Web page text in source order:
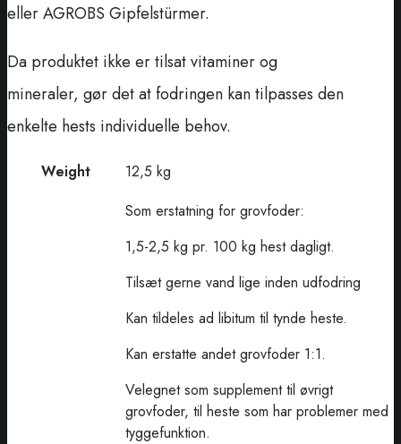
eller AGROBS Gipfelstürmer.
Da produktet ikke er tilsat vitaminer og
mineraler, gør det at fodringen kan tilpasses den
enkelte hests individuelle behov.
Weight 12,5 kg
Som erstatning for grovfoder:
1,5-2,5 kg pr. 100 kg hest dagligt.
Tilsæt gerne vand lige inden udfodring
Kan tildeles ad libitum til tynde heste.
Kan erstatte andet grovfoder 1:1.
Velegnet som supplement til øvrigt
grovfoder, til heste som har problemer med
tyggefunktion.